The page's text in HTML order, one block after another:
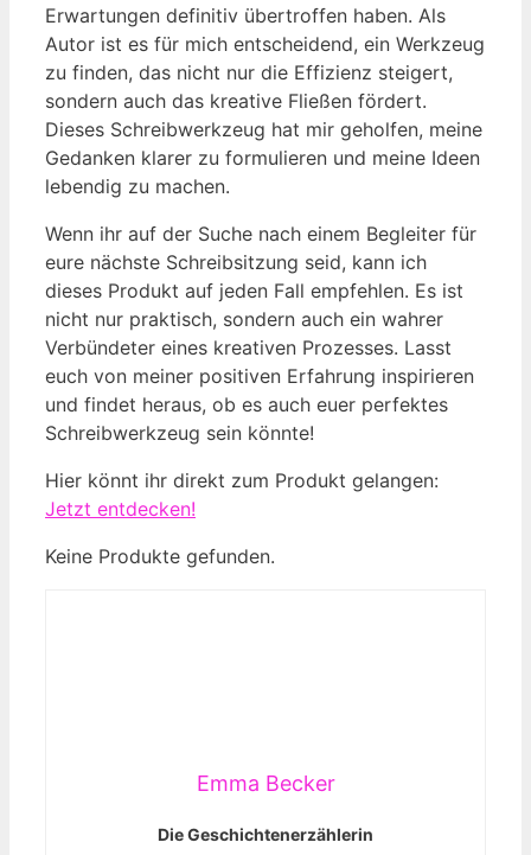
Erwartungen definitiv übertroffen haben. Als
Autor ist es für mich entscheidend, ein Werkzeug
zu finden, das nicht nur die Effizienz steigert,
sondern auch das kreative Fließen fördert.
Dieses Schreibwerkzeug hat mir geholfen, meine
Gedanken klarer zu formulieren und meine Ideen
lebendig zu machen.
Wenn ihr auf der Suche nach einem Begleiter für
eure nächste Schreibsitzung seid, kann ich
dieses Produkt auf jeden Fall empfehlen. Es ist
nicht nur praktisch, sondern auch ein wahrer
Verbündeter eines kreativen Prozesses. Lasst
euch von meiner positiven Erfahrung inspirieren
und findet heraus, ob es auch euer perfektes
Schreibwerkzeug sein könnte!
Hier könnt ihr direkt zum Produkt gelangen:
Jetzt entdecken!
Keine Produkte gefunden.
Emma Becker
Die Geschichtenerzählerin